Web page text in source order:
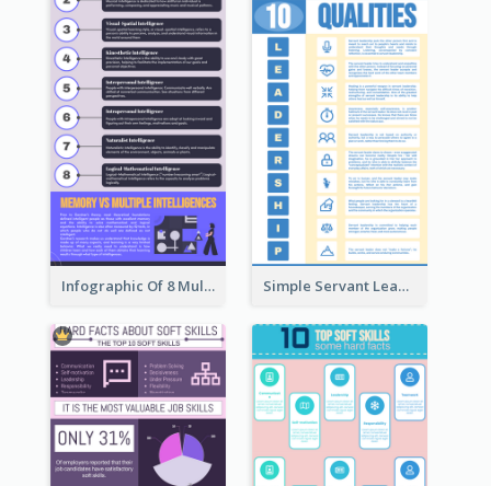
Infographic Of 8 Multiple Intelligences You Need To Know Simple Servant Leadership Infographic Design Idea